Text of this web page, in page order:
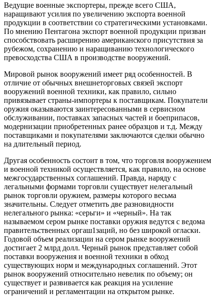
Ведущие военные экспортеры, прежде всего США,
наращивают усилия по увеличению экспорта военной
продукции в соответствии со стратегическими установками.
По мнению Пентагона экспорт военной продукции призван
способствовать расширению американского присутствия за
рубежом, сохранению и наращиванию технологического
превосходства США в производстве вооружений.
Мировой рынок вооружений имеет ряд особенностей. В
отличие от обычных внешнеторговых связей экспорт
вооружений военной техники, как правило, сильно
привязывает страны-импортеры к поставщикам. Покупатели
оружия оказываются заинтересованными в сервисном
обслуживании, поставках запасных частей и боеприпасов,
модернизации приобретенных ранее образцов и т.д. Между
поставщиками и покупателями заключаются сделки обычно
на длительный период.
Другая особенность состоит в том, что торговля вооружением
и военной техникой осуществляется, как правило, на основе
межгосударственных соглашений. Правда, наряду с
легальными формами торговли существует нелегальный
рынок торговли оружием, размеры которого весьма
значительны. Следует отметить две разновидности
нелегального рынка: «серьги» и «черный». На так
называемом сером рынке поставки оружия ведутся с ведома
правительственных оргаш1заций, но без широкой огласки.
Годовой объем реализации на сером рынке вооружений
достигает 2 млрд долл. Черный рынок представляет собой
поставки вооружения и военной техники в обход
существующих норм и международных соглашений. Этот
рынок вооружений относительно невелик по объему; он
существует и развивается как реакция на усиление
ограничений и регламентации на открытом рынке.